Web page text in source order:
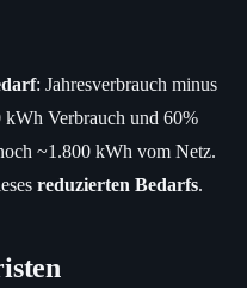
: Jahresverbrauch minus
kWh Verbrauch und 60%
~1.800 kWh vom Netz.
reduzierten Bedarfs.